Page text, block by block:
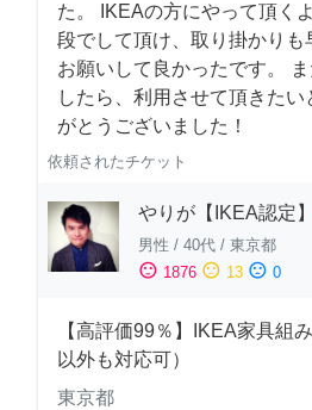
た。 IKEAの方にやって頂く
段でして頂け、取り掛かりも
お願いして良かったです。
したら、利用させて頂きたい
がとうございました！
依頼されたチケット
やりが【IKEA認定】
男性 / 40代 / 東京都
sentiment_satisfied 1876 sentiment_neutral 13 sentiment_dissatisfied 0
【高評価99％】IKEA家具組
以外も対応可）
東京都